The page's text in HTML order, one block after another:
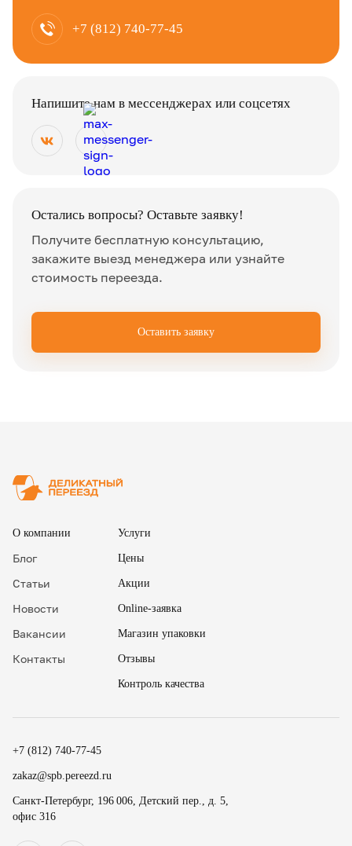
+7 (812) 740-77-45
Напишите нам в мессенджерах или соцсетях
Остались вопросы? Оставьте заявку!
Получите бесплатную консультацию,
закажите выезд менеджера или узнайте
стоимость переезда.
Оставить заявку
О компании
Блог
Статьи
Новости
Вакансии
Контакты
Услуги
Цены
Акции
Online-заявка
Магазин упаковки
Отзывы
Контроль качества
+7 (812) 740-77-45
zakaz@spb.pereezd.ru
Санкт-Петербург, 196 006, Детский пер., д. 5,
офис 316